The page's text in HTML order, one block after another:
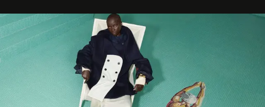
un’impronta indelebile nella storia della moda.